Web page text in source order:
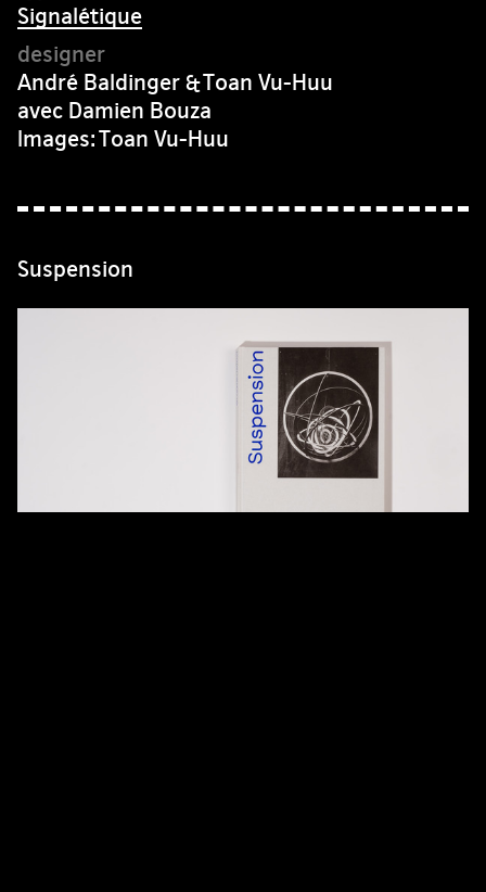
Signalétique
André Baldinger & Toan Vu-Huu
avec Damien Bouza
Images: Toan Vu-Huu
Suspension